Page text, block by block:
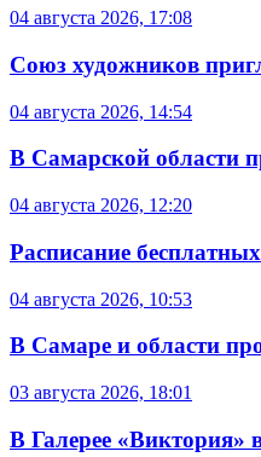
04 августа 2026, 17:08
Союз художников
04 августа 2026, 14:54
В Самарской области
04 августа 2026, 12:20
Расписание
04 августа 2026, 10:53
В Самаре и области
03 августа 2026, 18:01
В Галерее «Виктория»